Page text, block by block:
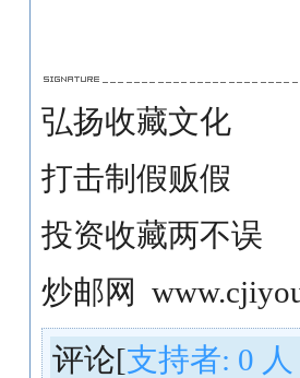
弘扬收藏文化
打击制假贩假
投资收藏两不误
炒邮网
评论[支持者: 0 人